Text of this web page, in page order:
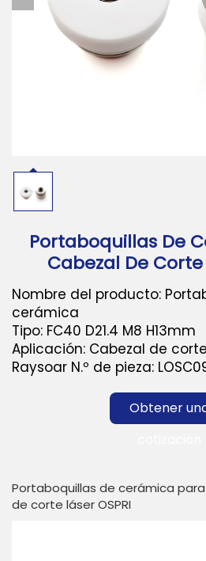
Descargar
Portaboquillas De
Cabezal De Corte
Nombre del producto:
cerámica
Tipo: FC40 D21.4 M8 H13mm
Aplicación: Cabezal de
Raysoar N.º de pieza:
Obtener
Portaboquillas de cerámica
de corte láser OSPRI